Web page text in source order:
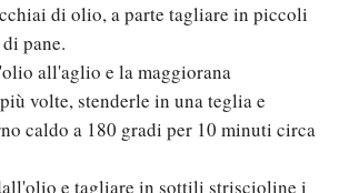
di olio, a parte tagliare in piccoli
pane.
all'aglio e la maggiorana
volte, stenderle in una teglia e
caldo a 180 gradi per 10 minuti circa
e tagliare in sottili striscioline i